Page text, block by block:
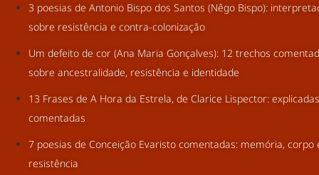
3 poesias de Antonio Bispo dos Santos (Nêgo Bispo):
sobre resistência e contra-colonização
Um defeito de cor (Ana Maria Gonçalves): 12 trechos
sobre ancestralidade, resistência e identidade
13 Frases de A Hora da Estrela, de Clarice Lispector:
comentadas
7 poesias de Conceição Evaristo comentadas: memória, corpo
resistência